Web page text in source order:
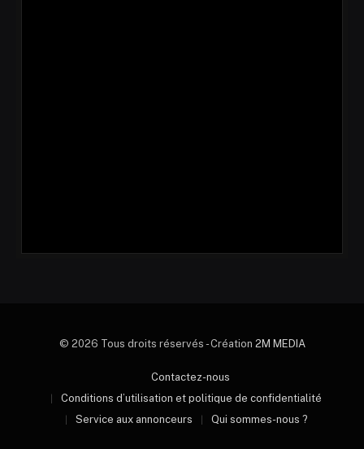
© 2026 Tous droits réservés - Création 2M MEDIA
Contactez-nous
Conditions d’utilisation et politique de confidentialité
Service aux annonceurs
Qui sommes-nous ?